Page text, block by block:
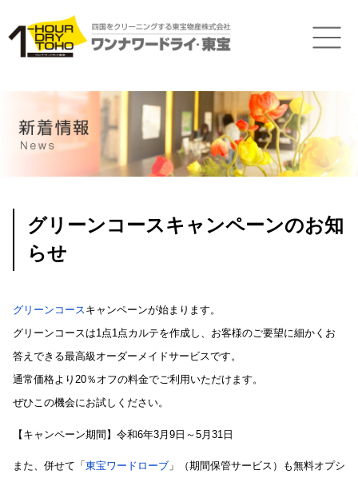
グリーンコースキャンペーンのお知
らせ
グリーンコースキャンペーンが始まります。
グリーンコースは1点1点カルテを作成し、お客様のご要望に細かくお
答えできる最高級オーダーメイドサービスです。
通常価格より20％オフの料金でご利用いただけます。
ぜひこの機会にお試しください。
【キャンペーン期間】令和6年3月9日～5月31日
また、併せて「 東宝ワードローブ 」（期間保管サービス）も無料オプシ